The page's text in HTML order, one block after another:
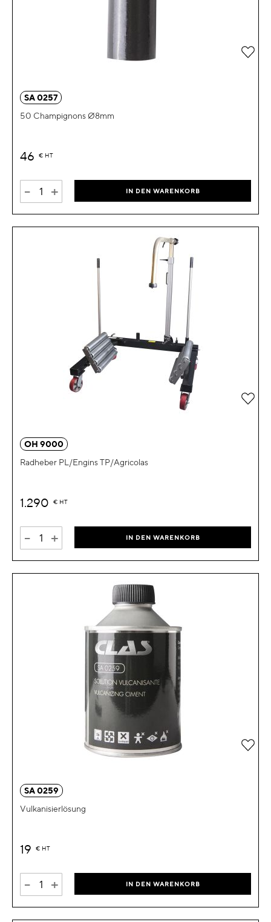
SA 0257
50 Champignons Ø8mm
46 € HT
- + IN DEN WARENKORB
Zur
OH 9000
Radheber PL/Engins TP/Agricolas
1.290 € HT
- + IN DEN WARENKORB
Zur
SA 0259
Vulkanisierlösung
19 € HT
- + IN DEN WARENKORB
Zur